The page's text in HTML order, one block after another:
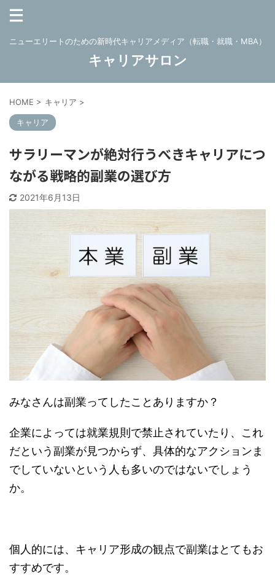
ニューエリートのための新時代キャリアメディア（転職・就職・MBA）
キャリアサロン
HOME > キャリア >
キャリア
サラリーマンが絶対行うべきキャリアにつ
ながる戦略的副業の選び方
2021年6月13日
みなさんは副業ってしたことありますか？
企業によっては就業規則で禁止されていたり、これ
だという副業が見つからず、具体的なアクションま
でしていないという人も多いのではないでしょう
か。
個人的には、キャリア形成の観点で副業はとてもお
すすめです。